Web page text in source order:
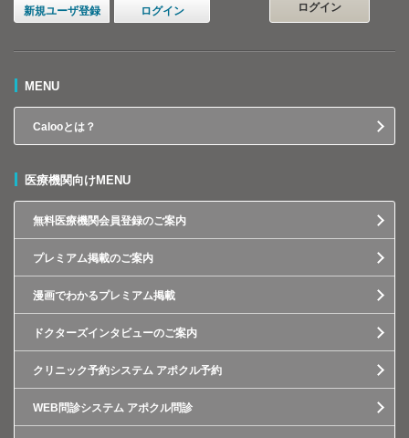
新規ユーザ登録 ログイン
ログイン
MENU
Calooとは？
医療機関向けMENU
無料医療機関会員登録のご案内
プレミアム掲載のご案内
漫画でわかるプレミアム掲載
ドクターズインタビューのご案内
クリニック予約システム アポクル予約
WEB問診システム アポクル問診